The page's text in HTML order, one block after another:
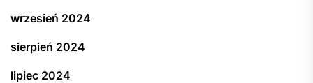
wrzesień 2024
sierpień 2024
lipiec 2024